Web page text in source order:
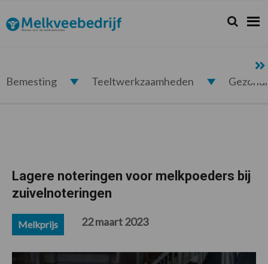
de
hoofdnavigatie
de
hoofd
de
eerste
de
voettekst
Melkveebedrijf.nl Zoeken...
Zoek
Bemesting Teeltwerkzaamheden
Lagere noteringen voor melkpoeders bij
zuivelnoteringen
Melkprijs 22 maart 2023